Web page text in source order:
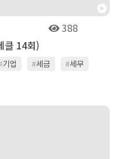
388
클 14회)
기업 #세금 #세무